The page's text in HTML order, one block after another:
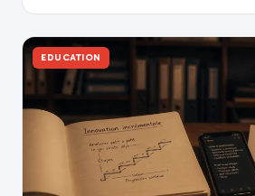
EDUCATION